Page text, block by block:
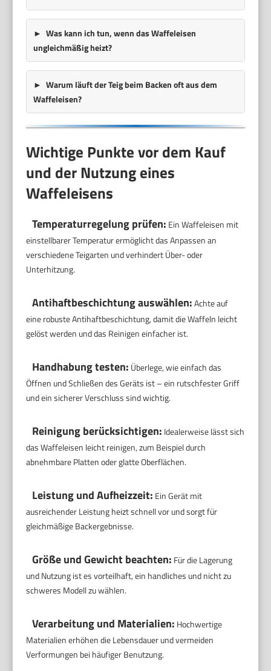
Was kann ich tun, wenn das Waffeleisen
ungleichmäßig heizt?
Warum läuft der Teig beim Backen oft aus dem
Waffeleisen?
Wichtige Punkte vor dem Kauf
und der Nutzung eines
Waffeleisens
Temperaturregelung prüfen: Ein Waffeleisen mit
einstellbarer Temperatur ermöglicht das Anpassen an
verschiedene Teigarten und verhindert Über- oder
Unterhitzung.
Antihaftbeschichtung auswählen:Achte auf
eine robuste Antihaftbeschichtung, damit die Waffeln leicht
gelöst werden und das Reinigen einfacher ist.
Handhabung testen: Überlege, wie einfach das
Öffnen und Schließen des Geräts ist – ein rutschfester Griff
und ein sicherer Verschluss sind wichtig.
Reinigung berücksichtigen: Idealerweise lässt sich
das Waffeleisen leicht reinigen, zum Beispiel durch
abnehmbare Platten oder glatte Oberflächen.
Leistung und Aufheizzeit: Ein Gerät mit
ausreichender Leistung heizt schnell vor und sorgt für
gleichmäßige Backergebnisse.
Größe und Gewicht beachten: Für die Lagerung
und Nutzung ist es vorteilhaft, ein handliches und nicht zu
schweres Modell zu wählen.
Verarbeitung und Materialien: Hochwertige
Materialien erhöhen die Lebensdauer und vermeiden
Verformungen bei häufiger Benutzung.